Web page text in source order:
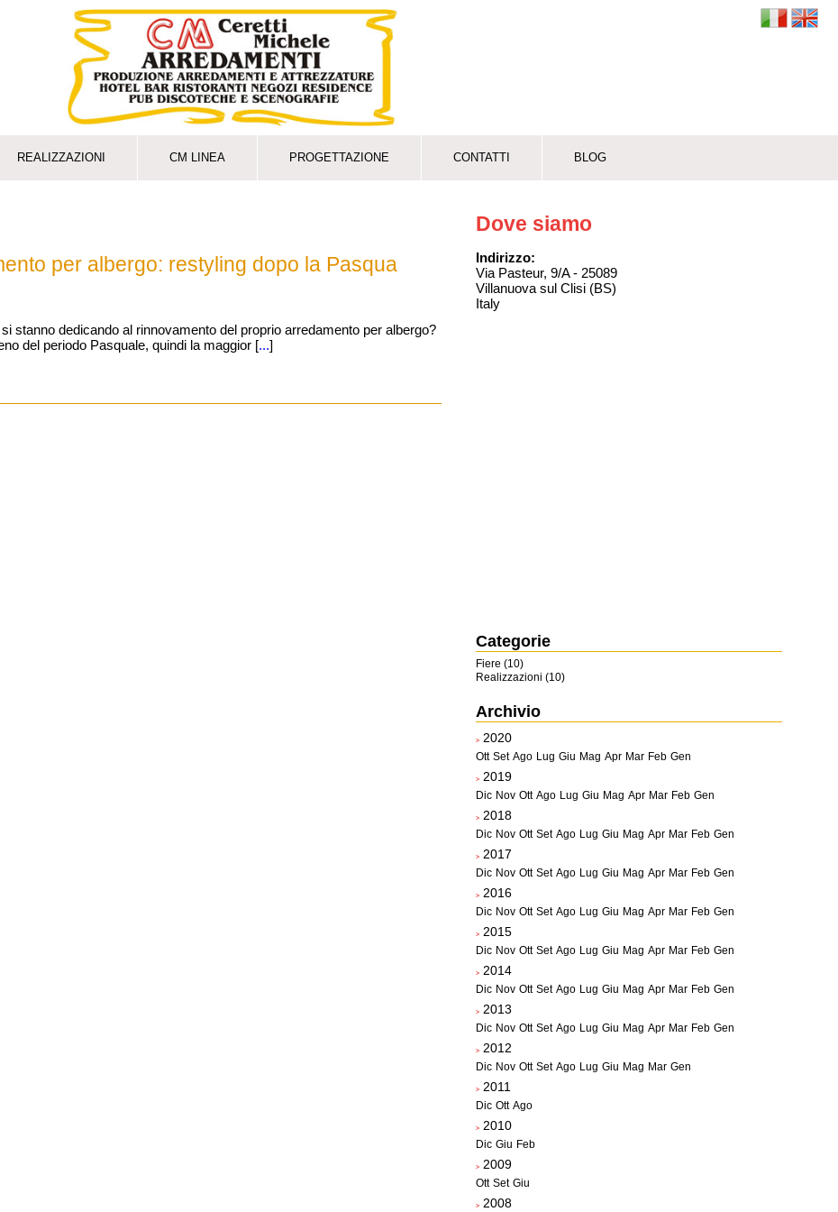
REALIZZAZIONI CM LINEA PROGETTAZIONE CONTATTI BLOG
per albergo: restyling dopo la Pasqua
stanno dedicando al rinnovamento del proprio arredamento per albergo?
del periodo Pasquale, quindi la maggior [...]
Dove siamo
Indirizzo:
Via Pasteur, 9/A - 25089
Villanuova sul Clisi (BS)
Italy
Categorie
Fiere (10)
Realizzazioni (10)
Archivio
>2020
Ott Set Ago Lug Giu Mag Apr Mar Feb Gen
>2019
Dic Nov Ott Ago Lug Giu Mag Apr Mar Feb Gen
>2018
Dic Nov Ott Set Ago Lug Giu Mag Apr Mar Feb Gen
>2017
Dic Nov Ott Set Ago Lug Giu Mag Apr Mar Feb Gen
>2016
Dic Nov Ott Set Ago Lug Giu Mag Apr Mar Feb Gen
>2015
Dic Nov Ott Set Ago Lug Giu Mag Apr Mar Feb Gen
>2014
Dic Nov Ott Set Ago Lug Giu Mag Apr Mar Feb Gen
>2013
Dic Nov Ott Set Ago Lug Giu Mag Apr Mar Feb Gen
>2012
Dic Nov Ott Set Ago Lug Giu Mag Mar Gen
>2011
Dic Ott Ago
>2010
Dic Giu Feb
>2009
Ott Set Giu
>2008